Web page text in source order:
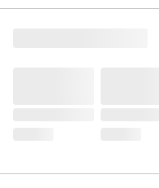
機を